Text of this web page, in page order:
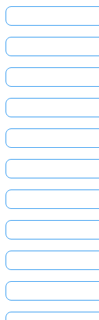
यहाँ
लॉग